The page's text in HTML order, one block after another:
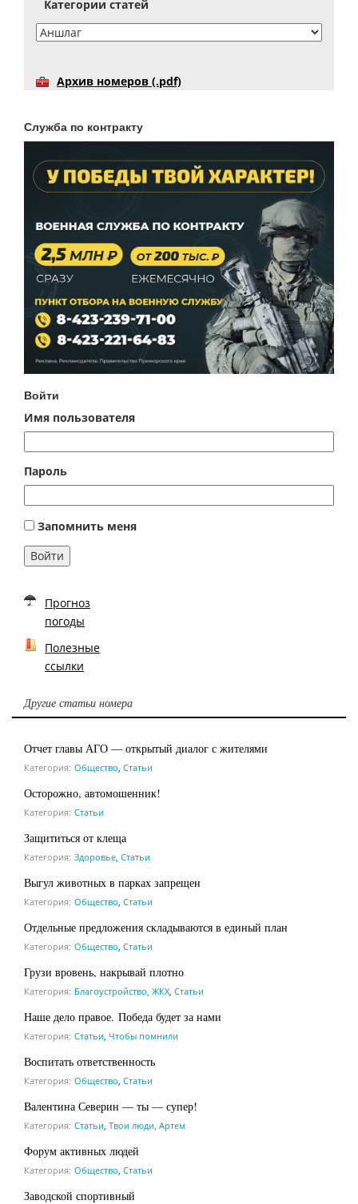
Категории статей
Архив номеров (.pdf)
Служба по контракту
Войти
Имя пользователя
Пароль
Запомнить меня
Войти
Прогноз
погоды
Полезные
ссылки
Другие статьи номера
Отчет главы АГО — открытый диалог с жителями
Категория: Общество Статьи
Осторожно, автомошенник!
Категория: Статьи
Защититься от клеща
Категория: Здоровье Статьи
Выгул животных в парках запрещен
Категория: Общество Статьи
Отдельные предложения складываются в единый план
Категория: Общество Статьи
Грузи вровень, накрывай плотно
Категория: Благоустройство, ЖКХ Статьи
Наше дело правое. Победа будет за нами
Категория: Статьи Чтобы помнили
Воспитать ответственность
Категория: Общество Статьи
Валентина Северин — ты — супер!
Категория: Статьи Твои люди, Артем
Форум активных людей
Категория: Общество Статьи
Заводской спортивный